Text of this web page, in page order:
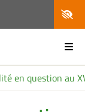
en question au